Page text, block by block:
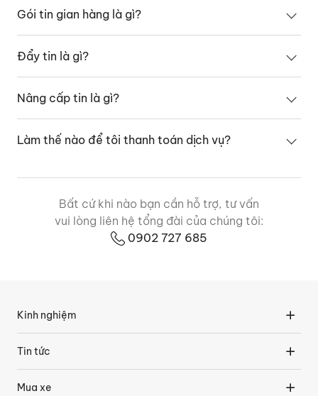
Gói tin gian hàng là gì?
Đẩy tin là gì?
Nâng cấp tin là gì?
Làm thế nào để tôi thanh toán dịch vụ?
Bất cứ khi nào bạn cần hỗ trợ, tư vấn
vui lòng liên hệ tổng đài của chúng tôi:
0902 727 685
Kinh nghiệm
Tin tức
Mua xe